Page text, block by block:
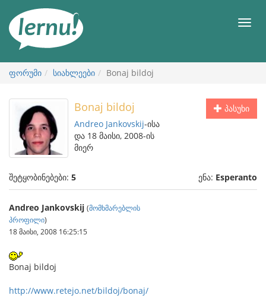
ნახვა
მენიუ
ფორუმი სიახლეები Bonaj bildoj
პასუხი
Bonaj bildoj
Andreo Jankovskij-ისა
და 18 მაისი, 2008-ის
მიერ
შეტყობინებები: 5 ენა: Esperanto
Andreo Jankovskij (მომხმარებლის
პროფილი)
18 მაისი, 2008 16:25:15
Bonaj bildoj
http://www.retejo.net/bildoj/bonaj/